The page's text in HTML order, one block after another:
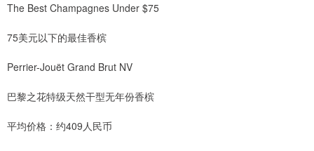
The Best Champagnes Under $75
75美元以下的最佳香槟
Perrier-Jouët Grand Brut NV
巴黎之花特级天然干型无年份香槟
平均价格：约409人民币